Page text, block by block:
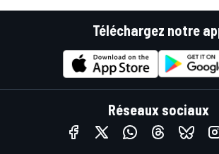
Téléchargez notre
Réseaux sociaux